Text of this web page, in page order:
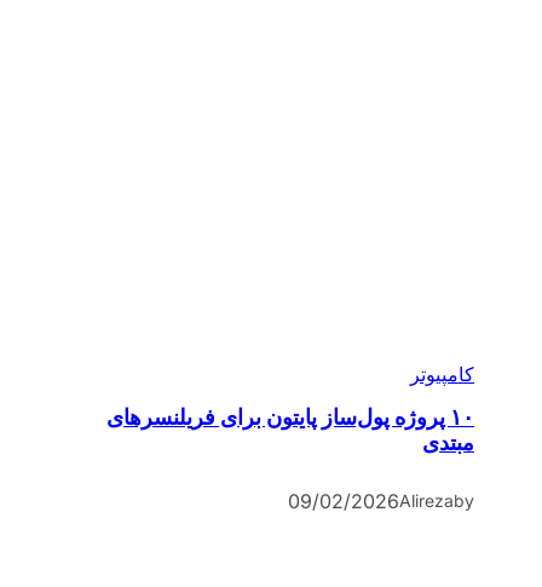
کامپیوتر
۱۰ پروژه پول‌ساز پایتون برای فریلنسرهای
مبتدی
by
Alireza
09/02/2026